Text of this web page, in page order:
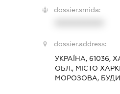
dossier.smida:
dossier.address:
УКРАЇНА, 61036,
ОБЛ., МІСТО
МОРОЗОВА,